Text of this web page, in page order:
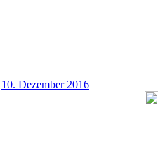
10. Dezember 2016